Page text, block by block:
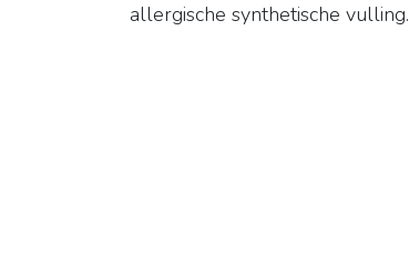
allergische synthetische vulling.